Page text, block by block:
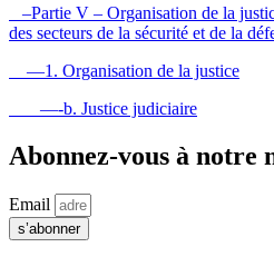
–Partie V – Organisation de la
des secteurs de la sécurité et de la
—1. Organisation de la justice
—-b. Justice judiciaire
Abonnez-vous à notre
Email
s’abonner